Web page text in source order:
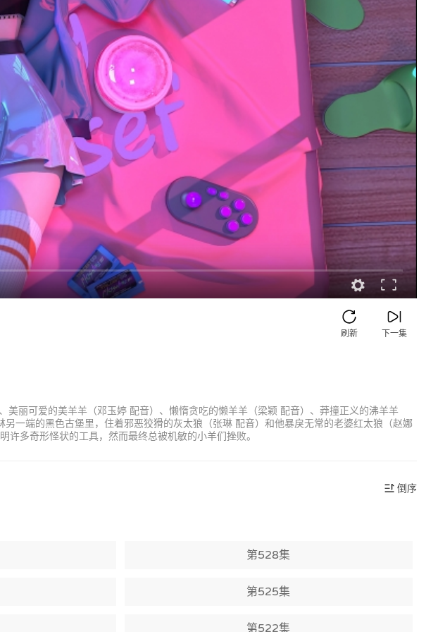
下一集
刷新
丽可爱的美羊羊（邓玉婷 配音）、懒惰贪吃的懒羊羊（梁颖 配音）、莽撞正义的沸羊羊
一端的黑色古堡里，住着邪恶狡猾的灰太狼（张琳 配音）和他暴戾无常的老婆红太狼（赵娜
多奇形怪状的工具，然而最终总被机敏的小羊们挫败。
倒序
第528集
第525集
第522集